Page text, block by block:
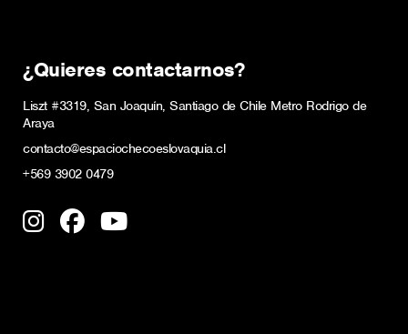
¿Quieres contactarnos?
Liszt #3319, San Joaquín, Santiago de Chile Metro Rodrigo de
Araya
contacto@espaciochecoeslovaquia.cl
+569 3902 0479